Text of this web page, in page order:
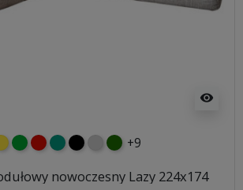
visibility
zielonyczerwony
turkusowy
czarnyjasnoszary
butelkowa zieleń
+9
nowoczesny Lazy 224x174